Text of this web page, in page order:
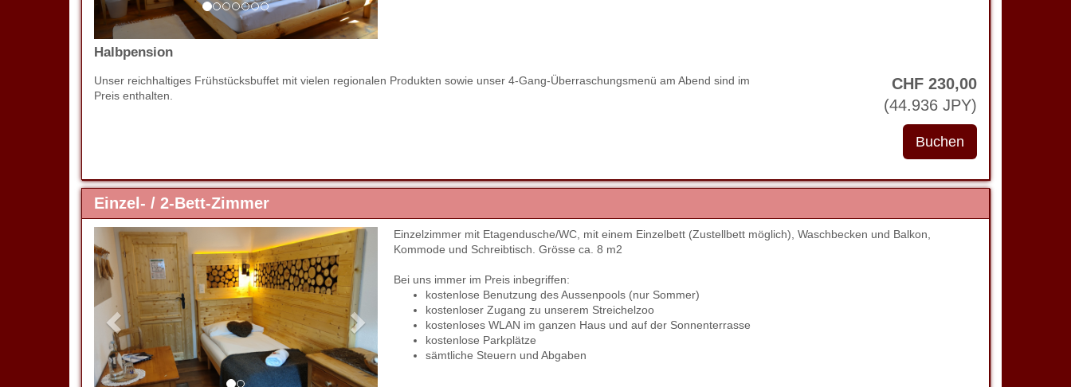
Halbpension
Unser reichhaltiges Frühstücksbuffet mit vielen regionalen Produkten sowie unser 4-Gang-Überraschungsmenü am Abend sind im
Preis enthalten.
CHF 230,00
(44.936 JPY)
Einzel- / 2-Bett-Zimmer
Previous
Next
Einzelzimmer mit Etagendusche/WC, mit einem Einzelbett (Zustellbett möglich), Waschbecken und Balkon,
Kommode und Schreibtisch. Grösse ca. 8 m2
Bei uns immer im Preis inbegriffen:
kostenlose Benutzung des Aussenpools (nur Sommer)
kostenloser Zugang zu unserem Streichelzoo
kostenloses WLAN im ganzen Haus und auf der Sonnenterrasse
kostenlose Parkplätze
sämtliche Steuern und Abgaben